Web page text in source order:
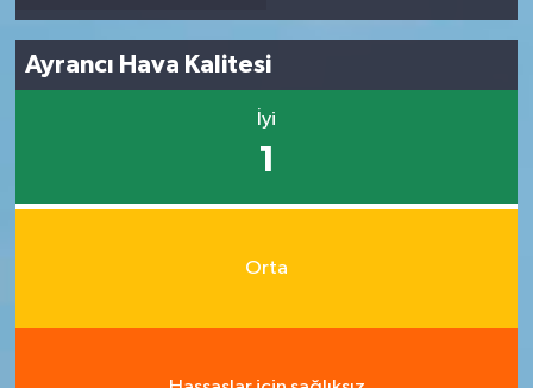
Ayrancı Hava Kalitesi
İyi
1
Orta